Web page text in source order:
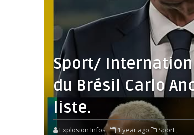
Sport/
du Brésil Carlo
liste.
Explosion Infos 1 year ago
Sport ,